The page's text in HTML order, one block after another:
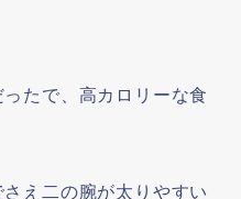
たで、高カロリーな食
え二の腕が太りやすい